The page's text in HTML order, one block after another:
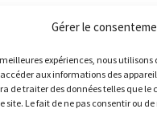
Gérer le
expériences, nous
aux informations des
de traiter des données telles que
site. Le fait de ne pas consentir ou
de Retours et